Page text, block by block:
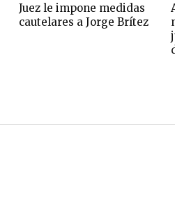
Juez le impone medidas
cautelares a Jorge Brítez